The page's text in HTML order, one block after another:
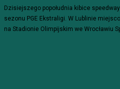
Dzisiejszego popołudnia kibice
sezonu PGE Ekstraligi. W Lublinie
na Stadionie Olimpijskim we Wrocławiu